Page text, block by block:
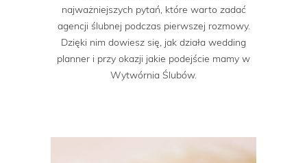
najważniejszych pytań, które warto zadać
agencji ślubnej podczas pierwszej rozmowy.
Dzięki nim dowiesz się, jak działa wedding
planner i przy okazji jakie podejście mamy w
Wytwórnia Ślubów.